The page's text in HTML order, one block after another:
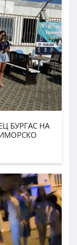
БУРГАС НА